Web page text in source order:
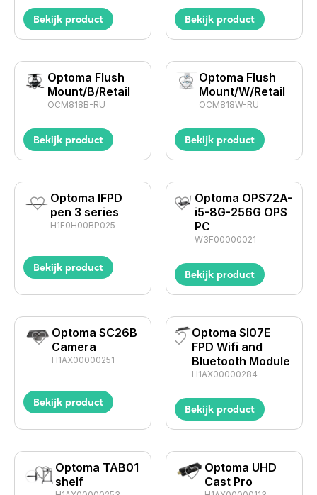
Bekijk product Bekijk product
Optoma Flush
Mount/B/Retail
OCM818B-RU
Bekijk product
Optoma Flush
Mount/W/Retail
OCM818W-RU
Bekijk product
Optoma IFPD
pen 3 series
H1F0H00BP025
Bekijk product
Optoma OPS72A-
i5-8G-256G OPS
PC
W3F00000021
Bekijk product
Optoma SC26B
Camera
H1AX00000251
Bekijk product
Optoma SI07E
FPD Wifi and
Bluetooth Module
H1AX00000284
Bekijk product
Optoma TAB01
shelf
Optoma UHD
Cast Pro